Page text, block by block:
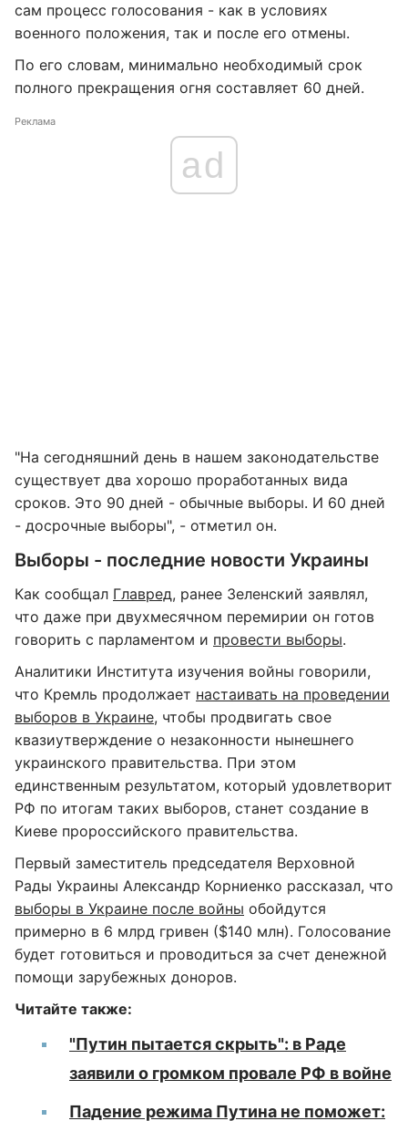
сам процесс голосования - как в условиях
военного положения, так и после его отмены.
По его словам, минимально необходимый срок
полного прекращения огня составляет 60 дней.
Реклама
ad
"На сегодняшний день в нашем законодательстве
существует два хорошо проработанных вида
сроков. Это 90 дней - обычные выборы. И 60 дней
- досрочные выборы", - отметил он.
Выборы - последние новости Украины
Как сообщал Главред, ранее Зеленский заявлял,
что даже при двухмесячном перемирии он готов
говорить с парламентом и провести выборы.
Аналитики Института изучения войны говорили,
что Кремль продолжает настаивать на проведении
выборов в Украине, чтобы продвигать свое
квазиутверждение о незаконности нынешнего
украинского правительства. При этом
единственным результатом, который удовлетворит
РФ по итогам таких выборов, станет создание в
Киеве пророссийского правительства.
Первый заместитель председателя Верховной
Рады Украины Александр Корниенко рассказал, что
выборы в Украине после войны обойдутся
примерно в 6 млрд гривен ($140 млн). Голосование
будет готовиться и проводиться за счет денежной
помощи зарубежных доноров.
Читайте также:
"Путин пытается скрыть": в Раде
заявили о громком провале РФ в войне
Падение режима Путина не поможет: